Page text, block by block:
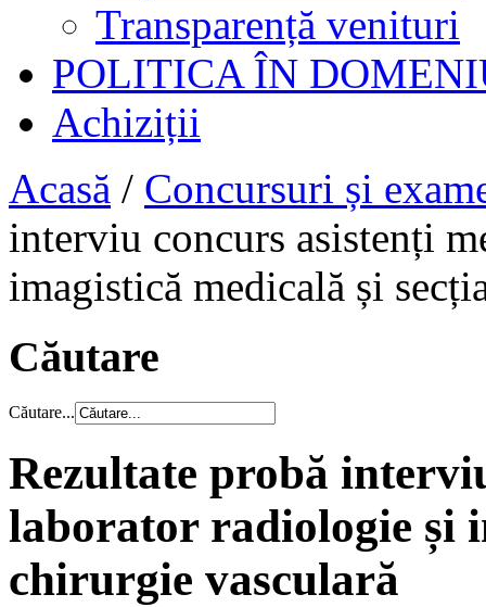
Transparență venituri
POLITICA ÎN
Achiziții
Acasă / Concursuri și
interviu concurs asistenți
imagistică medicală și
Căutare
Căutare...
Rezultate probă
laborator radiologie și
chirurgie vasculară